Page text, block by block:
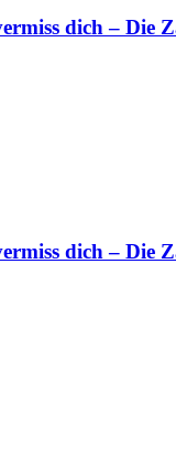
dich – Die
dich – Die